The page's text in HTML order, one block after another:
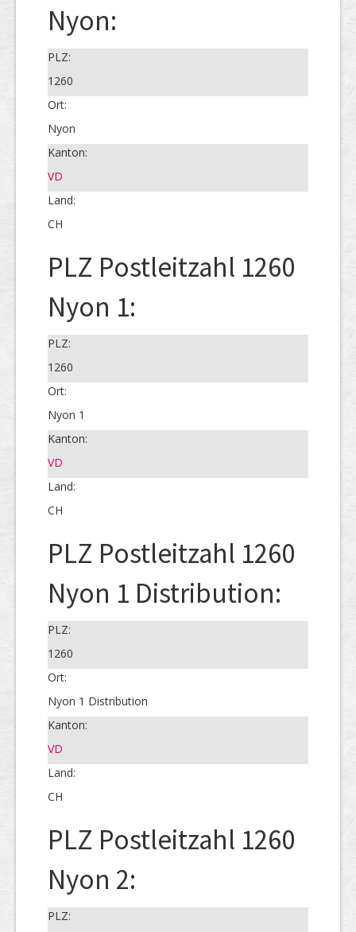
Nyon:
PLZ:
1260
Ort:
Nyon
Kanton:
VD
Land:
CH
PLZ Postleitzahl 1260
Nyon 1:
PLZ:
1260
Ort:
Nyon 1
Kanton:
VD
Land:
CH
PLZ Postleitzahl 1260
Nyon 1 Distribution:
PLZ:
1260
Ort:
Nyon 1 Distribution
Kanton:
VD
Land:
CH
PLZ Postleitzahl 1260
Nyon 2:
PLZ: